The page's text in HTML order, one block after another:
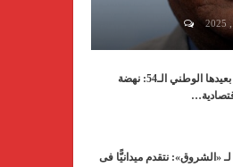
سلطنة عُمان تحتفل بعيدها الوطني الـ54: نهضة
«الشروق»: نتقدم ميدانيًّا فى